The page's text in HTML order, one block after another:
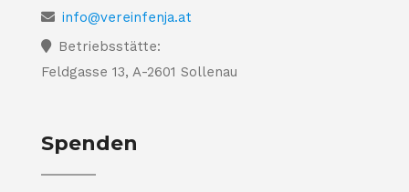
info@vereinfenja.at
Betriebsstätte:
Feldgasse 13, A-2601 Sollenau
Spenden